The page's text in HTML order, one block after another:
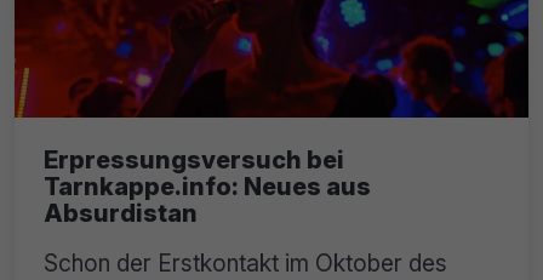
Erpressungsversuch bei
Tarnkappe.info: Neues aus
Absurdistan
Schon der Erstkontakt im Oktober des